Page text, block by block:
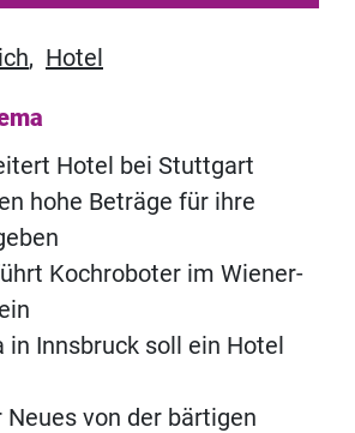
, Hotel
Hotel bei Stuttgart
hohe Beträge für ihre
Kochroboter im Wiener-
in Innsbruck soll ein Hotel
Neues von der bärtigen